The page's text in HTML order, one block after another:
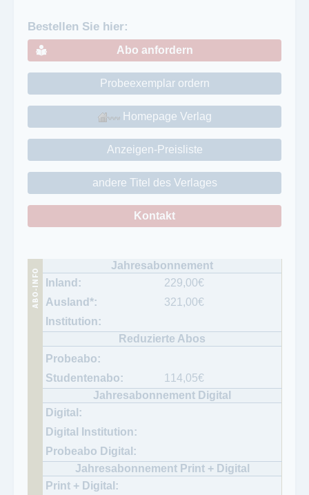
Bestellen Sie hier:
Abo anfordern
Probeexemplar ordern
Homepage Verlag
Anzeigen-Preisliste
andere Titel des Verlages
Kontakt
229,00€
321,00€
114,05€